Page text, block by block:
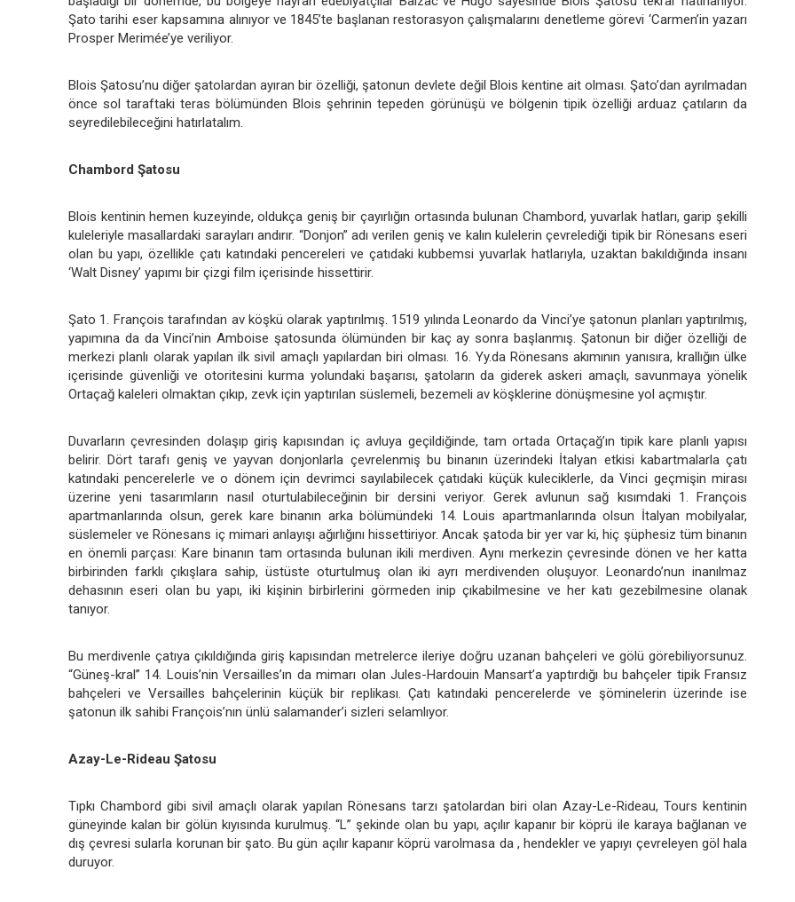
Şato tarihi eser kapsamına alınıyor ve 1845’te başlanan restorasyon çalışmalarını denetleme görevi ‘Carmen’in yazarı
Prosper Merimée’ye veriliyor.
Blois Şatosu’nu diğer şatolardan ayıran bir özelliği, şatonun devlete değil Blois kentine ait olması. Şato’dan ayrılmadan
önce sol taraftaki teras bölümünden Blois şehrinin tepeden görünüşü ve bölgenin tipik özelliği arduaz çatıların da
seyredilebileceğini hatırlatalım.
Chambord Şatosu
Blois kentinin hemen kuzeyinde, oldukça geniş bir çayırlığın ortasında bulunan Chambord, yuvarlak hatları, garip şekilli
kuleleriyle masallardaki sarayları andırır. “Donjon” adı verilen geniş ve kalın kulelerin çevrelediği tipik bir Rönesans eseri
olan bu yapı, özellikle çatı katındaki pencereleri ve çatıdaki kubbemsi yuvarlak hatlarıyla, uzaktan bakıldığında insanı
‘Walt Disney’ yapımı bir çizgi film içerisinde hissettirir.
Şato 1. François tarafından av köşkü olarak yaptırılmış. 1519 yılında Leonardo da Vinci’ye şatonun planları yaptırılmış,
yapımına da da Vinci’nin Amboise şatosunda ölümünden bir kaç ay sonra başlanmış. Şatonun bir diğer özelliği de
merkezi planlı olarak yapılan ilk sivil amaçlı yapılardan biri olması. 16. Yy.da Rönesans akımının yanısıra, krallığın ülke
içerisinde güvenliği ve otoritesini kurma yolundaki başarısı, şatoların da giderek askeri amaçlı, savunmaya yönelik
Ortaçağ kaleleri olmaktan çıkıp, zevk için yaptırılan süslemeli, bezemeli av köşklerine dönüşmesine yol açmıştır.
Duvarların çevresinden dolaşıp giriş kapısından iç avluya geçildiğinde, tam ortada Ortaçağ’ın tipik kare planlı yapısı
belirir. Dört tarafı geniş ve yayvan donjonlarla çevrelenmiş bu binanın üzerindeki İtalyan etkisi kabartmalarla çatı
katındaki pencerelerle ve o dönem için devrimci sayılabilecek çatıdaki küçük kuleciklerle, da Vinci geçmişin mirası
üzerine yeni tasarımların nasıl oturtulabileceğinin bir dersini veriyor. Gerek avlunun sağ kısımdaki 1. François
apartmanlarında olsun, gerek kare binanın arka bölümündeki 14. Louis apartmanlarında olsun İtalyan mobilyalar,
süslemeler ve Rönesans iç mimari anlayışı ağırlığını hissettiriyor. Ancak şatoda bir yer var ki, hiç şüphesiz tüm binanın
en önemli parçası: Kare binanın tam ortasında bulunan ikili merdiven. Aynı merkezin çevresinde dönen ve her katta
birbirinden farklı çıkışlara sahip, üstüste oturtulmuş olan iki ayrı merdivenden oluşuyor. Leonardo’nun inanılmaz
dehasının eseri olan bu yapı, iki kişinin birbirlerini görmeden inip çıkabilmesine ve her katı gezebilmesine olanak
tanıyor.
Bu merdivenle çatıya çıkıldığında giriş kapısından metrelerce ileriye doğru uzanan bahçeleri ve gölü görebiliyorsunuz.
“Güneş-kral” 14. Louis’nin Versailles’ın da mimarı olan Jules-Hardouin Mansart’a yaptırdığı bu bahçeler tipik Fransız
bahçeleri ve Versailles bahçelerinin küçük bir replikası. Çatı katındaki pencerelerde ve şöminelerin üzerinde ise
şatonun ilk sahibi François’nın ünlü salamander’i sizleri selamlıyor.
Azay-Le-Rideau Şatosu
Tıpkı Chambord gibi sivil amaçlı olarak yapılan Rönesans tarzı şatolardan biri olan Azay-Le-Rideau, Tours kentinin
güneyinde kalan bir gölün kıyısında kurulmuş. “L” şekinde olan bu yapı, açılır kapanır bir köprü ile karaya bağlanan ve
dış çevresi sularla korunan bir şato. Bu gün açılır kapanır köprü varolmasa da , hendekler ve yapıyı çevreleyen göl hala
duruyor.